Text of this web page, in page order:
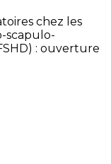
chez les
scapulo-
: ouverture